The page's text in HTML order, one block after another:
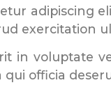
adipiscing
exercitation
in voluptate
officia